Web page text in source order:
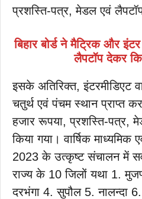
प्रशस्ति-पत्र, मेडल एवं
बिहार बोर्ड ने मैट्रिक और
लैपटॉप देकर
इसके अतिरिक्त, इंटरमीडिएट
चतुर्थ एवं पंचम स्थान प्राप्त
हजार रूपया, प्रशस्ति-पत्र,
किया गया। वार्षिक माध्यमिक
2023 के उत्कृष्ट संचालन में
राज्य के 10 जिलों यथा 1.
दरभंगा 4. सुपौल 5. नालन्दा